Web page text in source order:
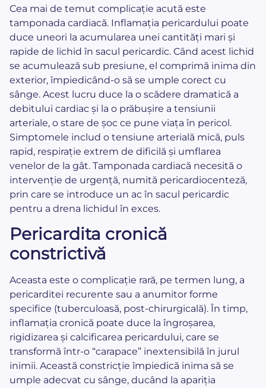
Cea mai de temut complicație acută este
tamponada cardiacă. Inflamația pericardului poate
duce uneori la acumularea unei cantități mari și
rapide de lichid în sacul pericardic. Când acest lichid
se acumulează sub presiune, el comprimă inima din
exterior, împiedicând-o să se umple corect cu
sânge. Acest lucru duce la o scădere dramatică a
debitului cardiac și la o prăbușire a tensiunii
arteriale, o stare de șoc ce pune viața în pericol.
Simptomele includ o tensiune arterială mică, puls
rapid, respirație extrem de dificilă și umflarea
venelor de la gât. Tamponada cardiacă necesită o
intervenție de urgență, numită pericardiocenteză,
prin care se introduce un ac în sacul pericardic
pentru a drena lichidul în exces.
Pericardita cronică
constrictivă
Aceasta este o complicație rară, pe termen lung, a
pericarditei recurente sau a anumitor forme
specifice (tuberculoasă, post-chirurgicală). În timp,
inflamația cronică poate duce la îngroșarea,
rigidizarea și calcificarea pericardului, care se
transformă într-o “carapace” inextensibilă în jurul
inimii. Această constricție împiedică inima să se
umple adecvat cu sânge, ducând la apariția